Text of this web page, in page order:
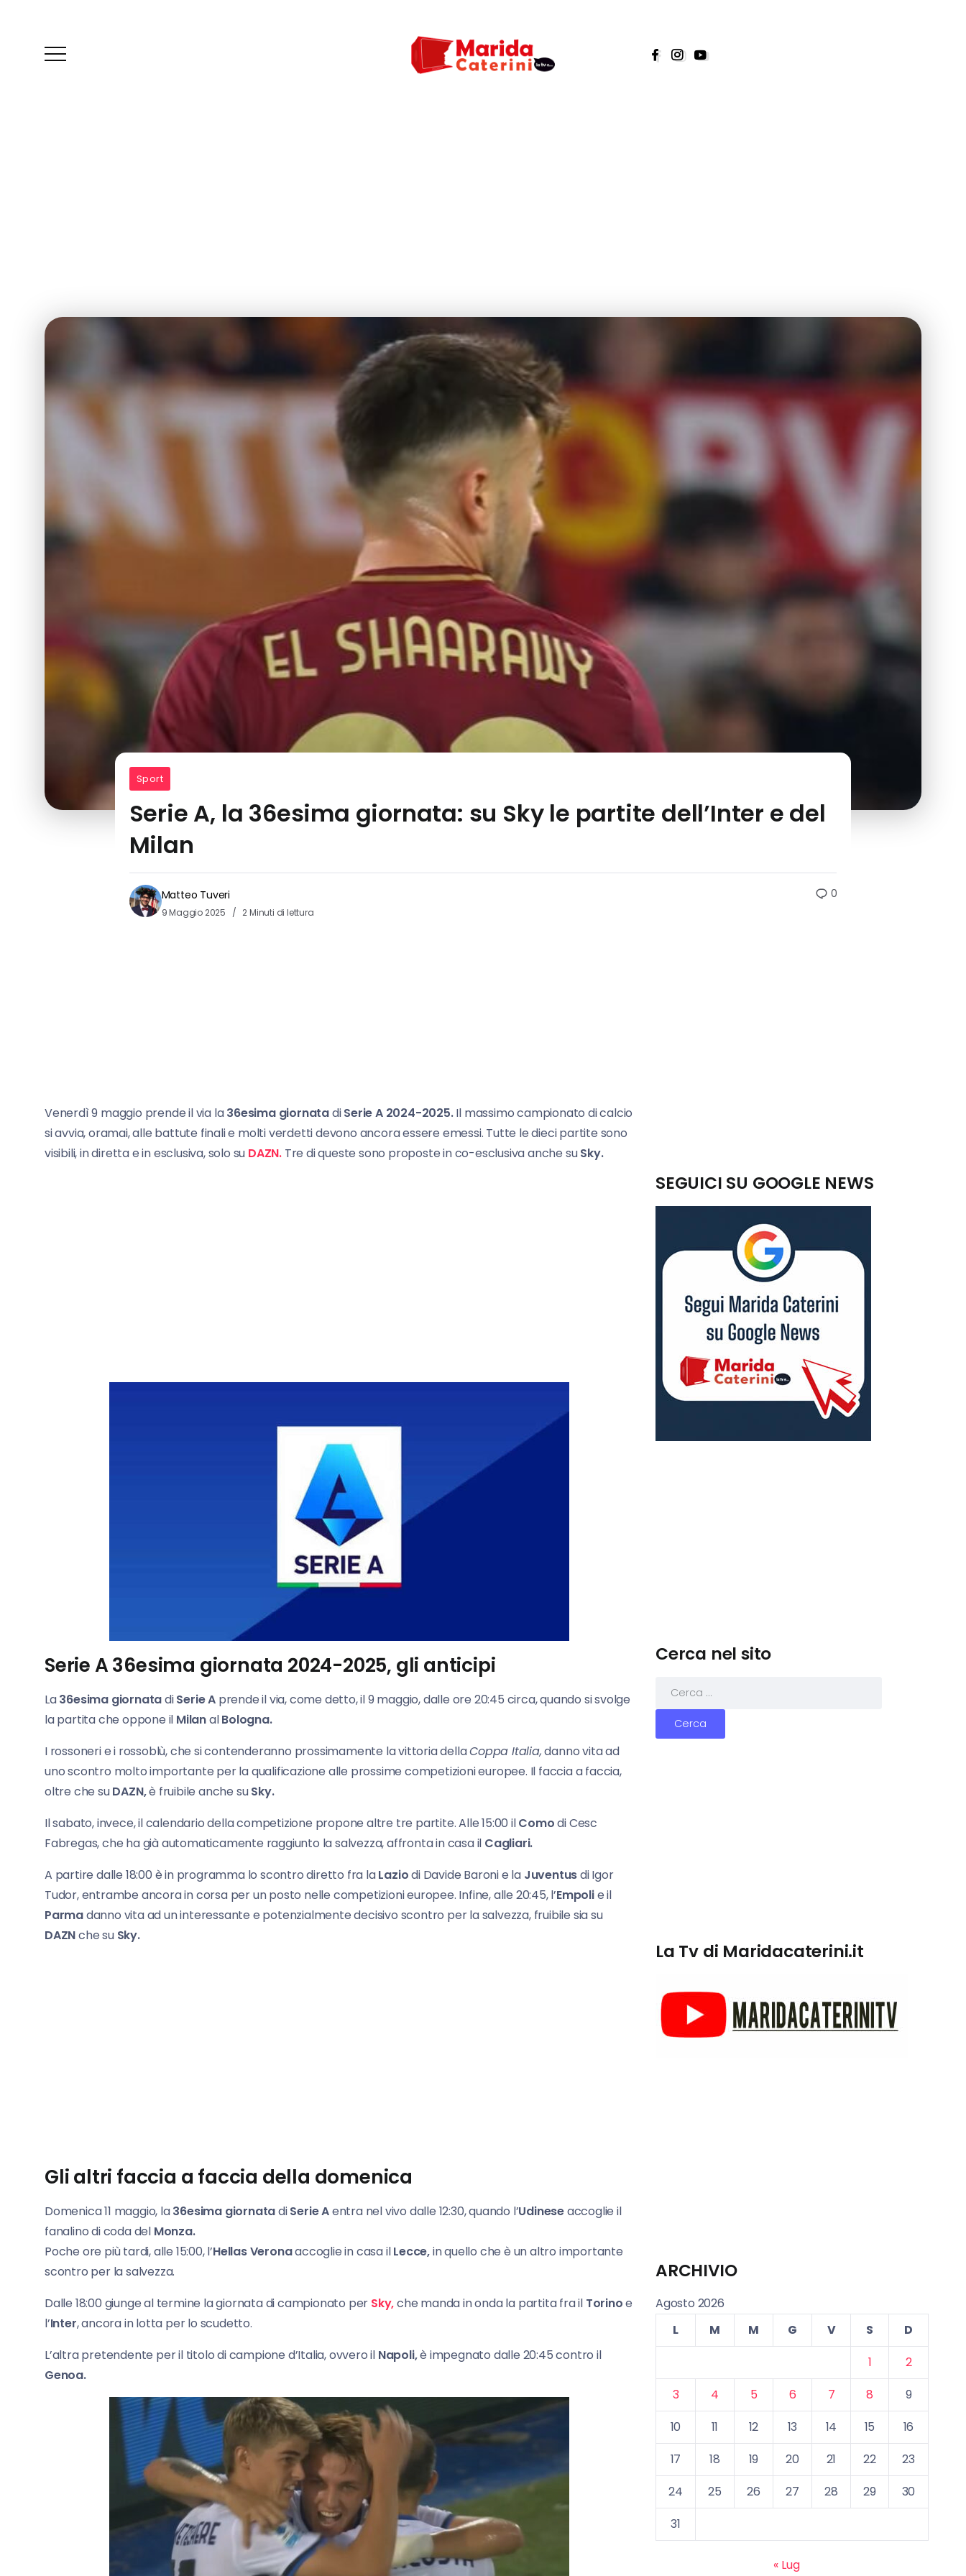
Sport
Serie A, la 36esima giornata: su Sky le partite dell’Inter e del
Milan
Matteo Tuveri
9 Maggio 2025 2 Minuti di lettura
0
Venerdì 9 maggio prende il via la36esima giornatadiSerie A 2024-2025.Il massimo campionato di calcio
si avvia, oramai, alle battute finali e molti verdetti devono ancora essere emessi. Tutte le dieci partite sono
visibili, in diretta e in esclusiva, solo su DAZN. Tre di queste sono proposte in co-esclusiva anche suSky.
Serie A 36esima giornata 2024-2025, gli anticipi
La36esima giornatadiSerieA prende il via, come detto, il 9 maggio, dalle ore 20:45 circa, quando si svolge
la partita che oppone il MilanalBologna.
I rossoneri e i rossoblù, che si contenderanno prossimamente la vittoria dellaCoppa Italia,danno vita ad
uno scontro molto importante per la qualificazione alle prossime competizioni europee. Il faccia a faccia,
oltre che suDAZN,è fruibile anche suSky.
Il sabato, invece, il calendario della competizione propone altre tre partite. Alle 15:00 ilComodi Cesc
Fabregas, che ha già automaticamente raggiunto la salvezza, affronta in casa il Cagliari.
A partire dalle 18:00 è in programma lo scontro diretto fra laLaziodi Davide Baroni e la Juventusdi Igor
Tudor, entrambe ancora in corsa per un posto nelle competizioni europee. Infine, alle 20:45, l’Empolie il
Parmadanno vita ad un interessante e potenzialmente decisivo scontro per la salvezza, fruibile sia su
DAZNche su Sky.
Gli altri faccia a faccia della domenica
Domenica 11 maggio, la36esima giornatadiSerieAentra nel vivo dalle 12:30, quando l’Udineseaccoglie il
fanalino di coda del Monza.
Poche ore più tardi, alle 15:00, l’Hellas Veronaaccoglie in casa ilLecce,in quello che è un altro importante
scontro per la salvezza.
Dalle 18:00 giunge al termine la giornata di campionato per Sky,che manda in onda la partita fra il Torinoe
l’Inter, ancora in lotta per lo scudetto.
L’altra pretendente per il titolo di campione d’Italia, ovvero il Napoli,è impegnato dalle 20:45 contro il
Genoa.
SEGUICI SU GOOGLE NEWS
Cerca nel sito
La Tv di Maridacaterini.it
ARCHIVIO
Agosto 2026
L
M M G V S
D
1
2
3
4 5 6 7 8
9
10
11 12 13 14 15
16
17
18 19 20 21 22
23
24
25 26 27 28 29
30
31
« Lug